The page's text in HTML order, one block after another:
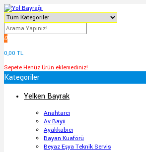
0
0,00 TL
Sepete Henüz Ürün eklemediniz!
Kategoriler
Yelken Bayrak
Anahtarcı
Av Bayii
Ayakkabıcı
Bayan Kuaförü
Beyaz Eşya Teknik Servis